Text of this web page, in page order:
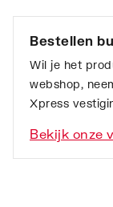
Bestellen
Wil je het
webshop,
Xpress
Bekijk onze